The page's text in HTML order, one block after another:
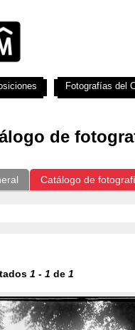
de
Catálogo de
1 - 1 de 1
Fotografías del